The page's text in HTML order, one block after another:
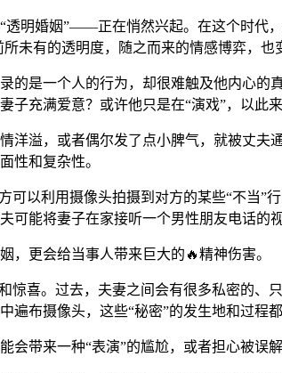
明婚姻”——正在悄然兴起。在这个时代
未有的透明度，随之而来的情感博弈，也
的是一个人的行为，却很难触及他内心
充满爱意？或许他只是在“演戏”，以此
洋溢，或者偶尔发了点小脾气，就被丈
性和复杂性。
可以利用摄像头拍摄到对方的某些“不当
可能将妻子在家接听一个男性朋友电话的
，更会给当事人带来巨大的🔥精神伤害。
惊喜。过去，夫妻之间会有很多私密的
布摄像头，这些“秘密”的发生地和过程
带来一种“表演”的尴尬，或者担心被误解